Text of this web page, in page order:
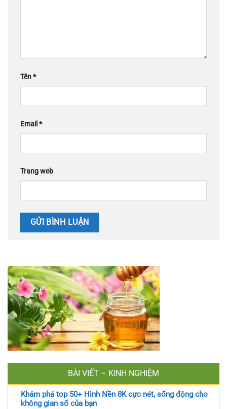
Tên*
Email *
Trang web
BÀI VIẾT – KINH NGHIỆM
Khám phá top 50+ Hình Nền 8K cực nét, sống động cho
không gian số của bạn